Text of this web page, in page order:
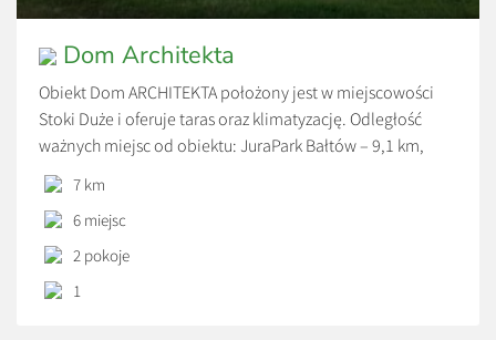
Dom Architekta
Obiekt Dom ARCHITEKTA położony jest w miejscowości
Stoki Duże i oferuje taras oraz klimatyzację. Odległość
ważnych miejsc od obiektu: JuraPark Bałtów – 9,1 km,
Kolegiata św. Marcina w Opatowie – 26 km. Obiekt
zapewnia ogród oraz bezpłatny prywatny parking. W
okolicy w odległości 47 km znajduje się Dom Długosza.
7 km
6 miejsc
2 pokoje
1